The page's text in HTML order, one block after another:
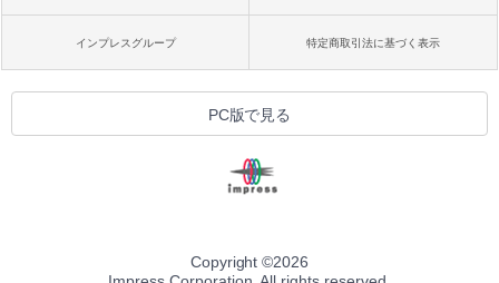
インプレスグループ 特定商取引法に基づく表示
PC版で見る
Copyright ©2026